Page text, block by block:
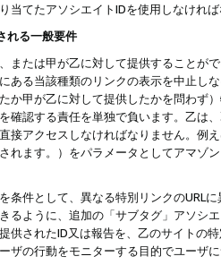
当てたアソシエイトIDを使用しなけれ
れる一般要件
または甲が乙に対して提供することが
ある当該種類のリンクの表示を中止し
か甲が乙に対して提供したかを問わず
確認する責任を単独で負います。乙は
接アクセスしなければなりません。例
れます。）をパラメータとしてアマゾ
条件として、異なる特別リンクのURL
るように、追加の「サブタグ」アソシ
供されたID又は報告を、乙のサイトの
ザの行動をモニターする目的でユーザ